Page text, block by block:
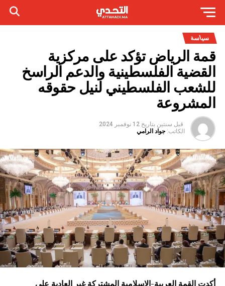
سياسة
قمة الرياض تؤكد على مركزية
القضية الفلسطينية والدعم الراسخ
للشعب الفلسطيني لنيل حقوقه
المشروعة
قبل سنتين بتاريخ 12 نوفمبر 2024
الكاتب: جواد الرامي
أكدت القمة العربية-الإسلامية المشتركة غير العادية على